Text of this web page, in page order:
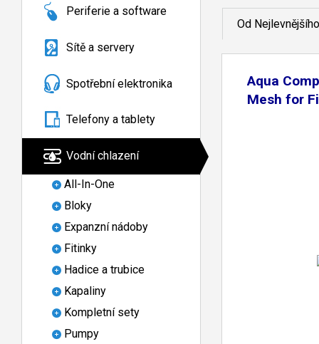
Periferie a software
Sítě a servery
Spotřební elektronika
Telefony a tablety
Vodní chlazení
All-In-One
Bloky
Expanzní nádoby
Fitinky
Hadice a trubice
Kapaliny
Kompletní sety
Pumpy
Od Nejlevnějšího
Aqua
Mesh for